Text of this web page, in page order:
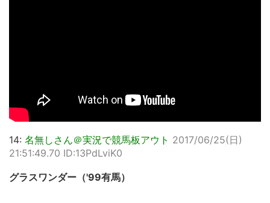
14: 名無しさん＠実況で競馬板アウト 2017/06/25(日)
21:51:49.70 ID:13PdLviK0
グラスワンダー（'99有馬）